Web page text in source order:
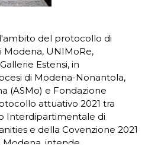
del protocollo di
Modena, UNIMoRe,
Estensi, in
di Modena-Nonantola,
(ASMo) e Fondazione
attuativo 2021 tra
Interdipartimentale di
e della Covenzione 2021
Modena, intende